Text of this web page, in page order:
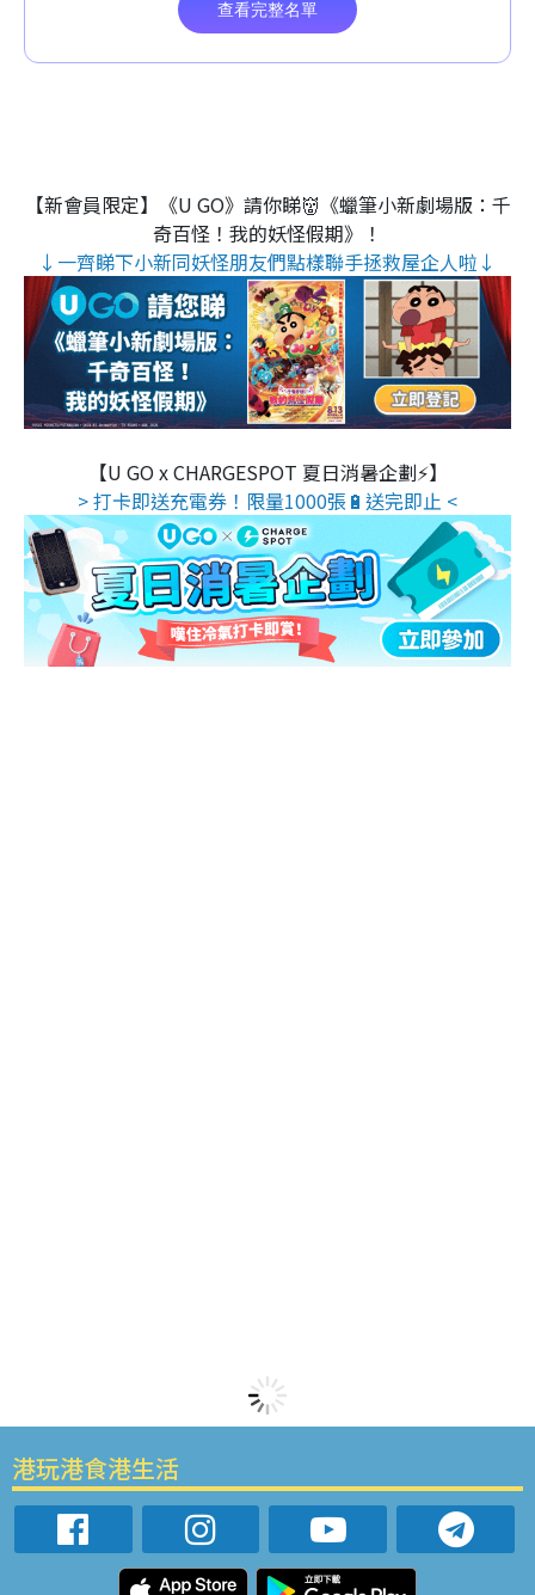
【新會員限定】《U GO》請你睇👹《蠟筆小新劇場版：千
奇百怪！我的妖怪假期》！
↓一齊睇下小新同妖怪朋友們點樣聯手拯救屋企人啦↓
【U GO x CHARGESPOT 夏日消暑企劃⚡】
> 打卡即送充電券！限量1000張🔋送完即止 <
港玩港食港生活